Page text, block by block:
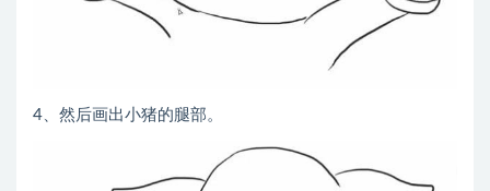
4、然后画出小猪的腿部。